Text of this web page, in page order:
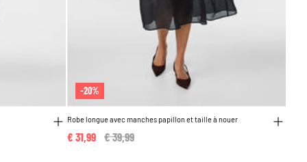
-20%
Robe longue avec manches papillon et taille à nouer
Price reduced from
€ 39,99
€ 31,99